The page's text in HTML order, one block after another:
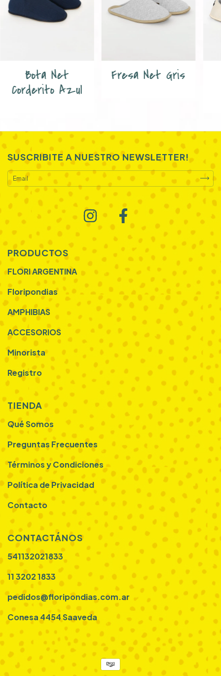
Bota Net
Corderito Azul
Fresa Net Gris
SUSCRIBITE A NUESTRO NEWSLETTER!
PRODUCTOS
FLORI ARGENTINA
Floripondias
AMPHIBIAS
ACCESORIOS
Minorista
Registro
TIENDA
Qué Somos
Preguntas Frecuentes
Términos y Condiciones
Política de Privacidad
Contacto
CONTACTÁNOS
541132021833
11 3202 1833
pedidos@floripondias.com.ar
Conesa 4454 Saaveda